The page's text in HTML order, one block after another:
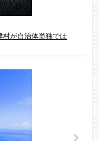
が自治体単独では